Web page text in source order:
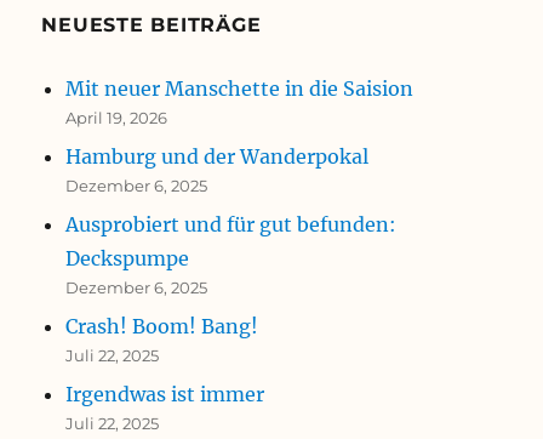
NEUESTE BEITRÄGE
Mit neuer Manschette in die Saision
April 19, 2026
Hamburg und der Wanderpokal
Dezember 6, 2025
Ausprobiert und für gut befunden:
Deckspumpe
Dezember 6, 2025
Crash! Boom! Bang!
Juli 22, 2025
Irgendwas ist immer
Juli 22, 2025